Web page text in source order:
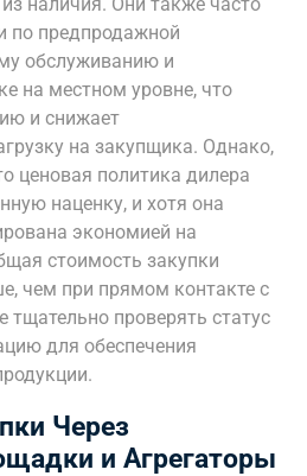
по предпродажной
обслуживанию и
на местном уровне, что
и снижает
на закупщика. Однако,
ценовая политика дилера
наценку, и хотя она
экономией на
стоимость закупки
чем при прямом контакте с
проверять статус
для обеспечения
Через
и Агрегаторы